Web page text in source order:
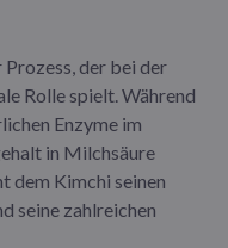
der bei der
Rolle spielt. Während
Enzyme im
in Milchsäure
dem Kimchi seinen
seine zahlreichen